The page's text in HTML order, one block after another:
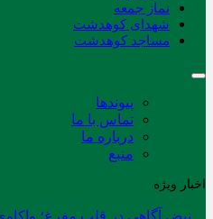
نماز جمعه
شهدای کوهدشت
مساجد کوهدشت
پیوندها
تماس با ما
درباره ما
منبع
اخبار ویژه
نبض آگاهی در قلب مفرغ؛